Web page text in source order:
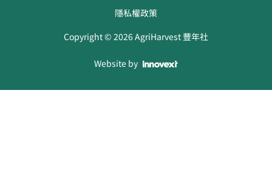
隱私權政策
Copyright ©2026AgriHarvest 豐年社
Website by